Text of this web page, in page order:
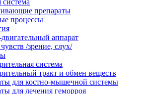
препараты
процессы
аппарат
/зрение, слух/
система
тракт и обмен веществ
для костно-мышечной системы
для лечения геморроя